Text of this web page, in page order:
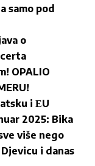
samo pod
o
OPALIO
i ЕU
2025: Bika
više nego
i danas